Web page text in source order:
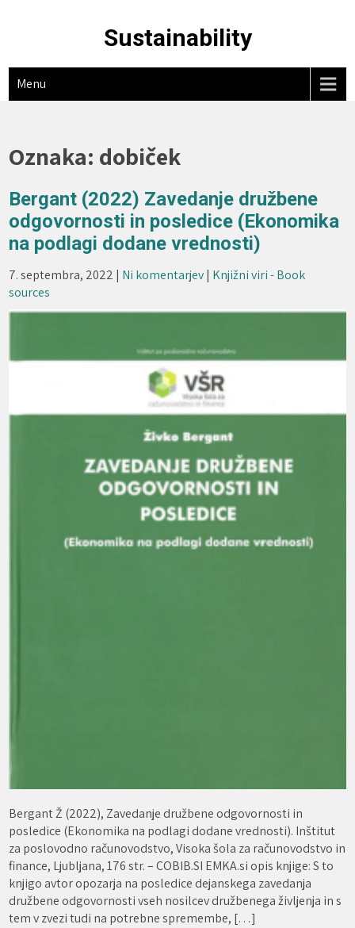
Sustainability
Menu
Oznaka: dobiček
Bergant (2022) Zavedanje družbene
odgovornosti in posledice (Ekonomika
na podlagi dodane vrednosti)
7. septembra, 2022 | Ni komentarjev| Knjižni viri - Book
sources
Bergant Ž (2022), Zavedanje družbene odgovornosti in
posledice (Ekonomika na podlagi dodane vrednosti). Inštitut
za poslovodno računovodstvo, Visoka šola za računovodstvo in
finance, Ljubljana, 176 str. – COBIB.SI EMKA.si opis knjige: S to
knjigo avtor opozarja na posledice dejanskega zavedanja
družbene odgovornosti vseh nosilcev družbenega življenja in s
tem v zvezi tudi na potrebne spremembe, […]